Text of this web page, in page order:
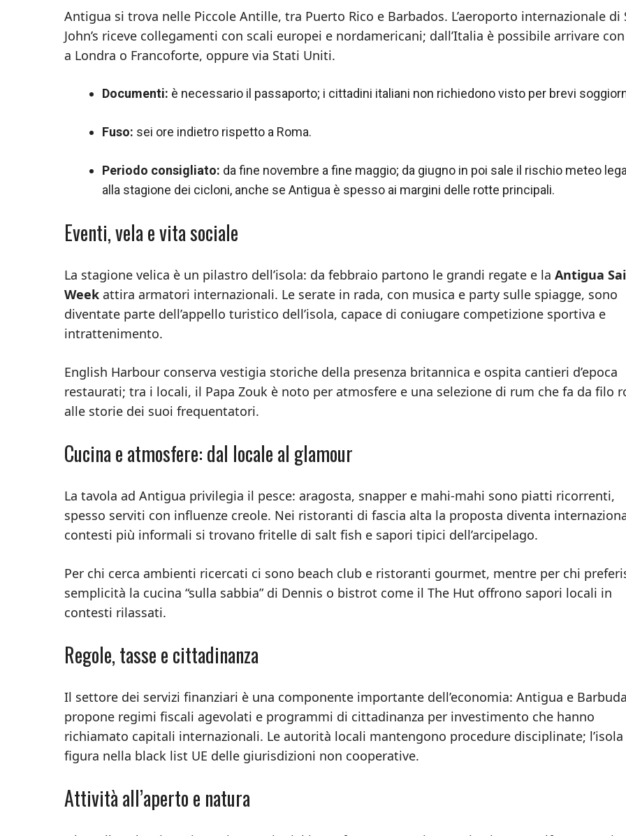
Antigua si trova nelle Piccole Antille, tra Puerto Rico e Barbados. L’aeroporto internazionale di
John’s riceve collegamenti con scali europei e nordamericani; dall’Italia è possibile arrivare
a Londra o Francoforte, oppure via Stati Uniti.
Documenti: è necessario il passaporto; i cittadini italiani non richiedono visto per brevi
Fuso: sei ore indietro rispetto a Roma.
Periodo consigliato: da fine novembre a fine maggio; da giugno in poi sale il rischio meteo
alla stagione dei cicloni, anche se Antigua è spesso ai margini delle rotte principali.
Eventi, vela e vita sociale
La stagione velica è un pilastro dell’isola: da febbraio partono le grandi regate e la Antigua
Week attira armatori internazionali. Le serate in rada, con musica e party sulle spiagge, sono
diventate parte dell’appello turistico dell’isola, capace di coniugare competizione sportiva e
intrattenimento.
English Harbour conserva vestigia storiche della presenza britannica e ospita cantieri d’epoca
restaurati; tra i locali, il Papa Zouk è noto per atmosfere e una selezione di rum che fa da filo
alle storie dei suoi frequentatori.
Cucina e atmosfere: dal locale al glamour
La tavola ad Antigua privilegia il pesce: aragosta, snapper e mahi-mahi sono piatti ricorrenti,
spesso serviti con influenze creole. Nei ristoranti di fascia alta la proposta diventa
contesti più informali si trovano fritelle di salt fish e sapori tipici dell’arcipelago.
Per chi cerca ambienti ricercati ci sono beach club e ristoranti gourmet, mentre per chi
semplicità la cucina “sulla sabbia” di Dennis o bistrot come il The Hut offrono sapori locali in
contesti rilassati.
Regole, tasse e cittadinanza
Il settore dei servizi finanziari è una componente importante dell’economia: Antigua e Barbuda
propone regimi fiscali agevolati e programmi di cittadinanza per investimento che hanno
richiamato capitali internazionali. Le autorità locali mantengono procedure disciplinate;
figura nella black list UE delle giurisdizioni non cooperative.
Attività all’aperto e natura